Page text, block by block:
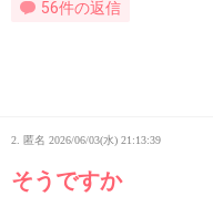
56件の返信
2. 匿名 2026/06/03(水) 21:13:39
そうですか